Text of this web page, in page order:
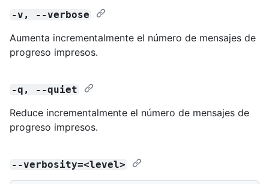
-v, --verbose
Aumenta incrementalmente el número de mensajes de
progreso impresos.
-q, --quiet
Reduce incrementalmente el número de mensajes de
progreso impresos.
--verbosity=<level>